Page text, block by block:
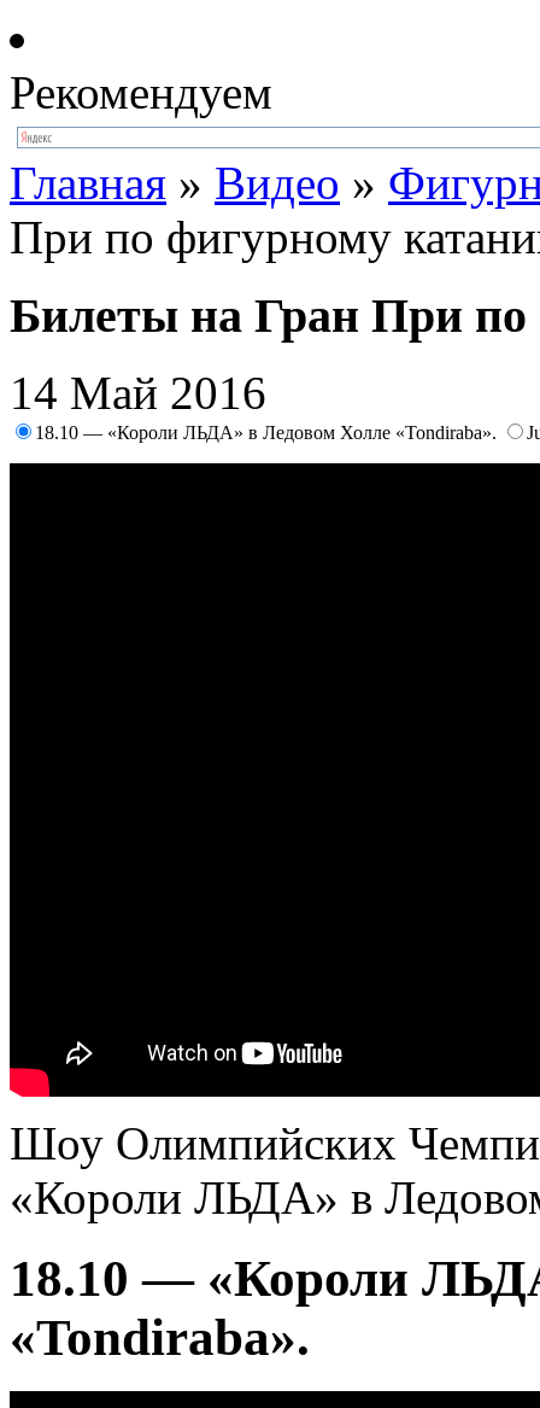
Рекомендуем
Главная » Видео »
При по фигурному
Билеты на Гран При
14 Май 2016
18.10 — «Короли ЛЬДА» в Ледовом Холле «Tondiraba».
Шоу Олимпийских
«Короли ЛЬДА» в
18.10 — «Короли
«Tondiraba».